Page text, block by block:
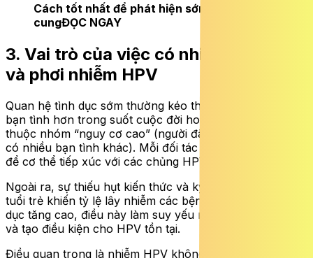
Cách tốt nhất để phát hiện sớm ung thư cổ tử
cungĐỌC NGAY
3. Vai trò của việc có nhiều bạn tình
và phơi nhiễm HPV
Quan hệ tình dục sớm thường kéo theo việc có nhiều
bạn tình hơn trong suốt cuộc đời hoặc có bạn tình
thuộc nhóm “nguy cơ cao” (người đã nhiễm HPV hoặc
có nhiều bạn tình khác). Mỗi đối tác mới là một cơ hội
để cơ thể tiếp xúc với các chủng HPV mới.
Ngoài ra, sự thiếu hụt kiến thức và kỹ năng bảo vệ ở độ
tuổi trẻ khiến tỷ lệ lây nhiễm các bệnh qua đường tình
dục tăng cao, điều này làm suy yếu môi trường âm đạo
và tạo điều kiện cho HPV tồn tại.
Điều quan trọng là nhiễm HPV không phải lúc nào cũng